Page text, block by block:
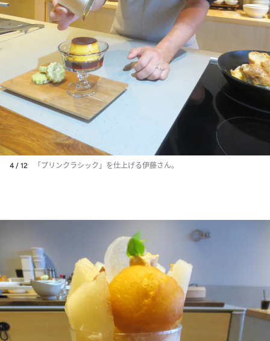
4 / 12 「プリンクラシック」を仕上げる伊藤さん。